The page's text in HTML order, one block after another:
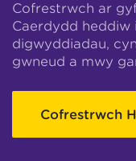
Cofrestrwch ar
Caerdydd heddiw
digwyddiadau,
gwneud a mwy
Cofrestrwch